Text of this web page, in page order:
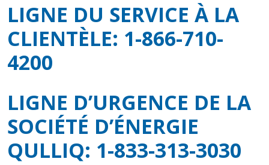
LIGNE DU SERVICE À LA
CLIENTÈLE: 1-866-710-
4200
LIGNE D’URGENCE DE LA
SOCIÉTÉ D’ÉNERGIE
QULLIQ: 1-833-313-3030